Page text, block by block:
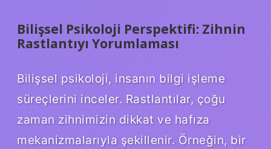
Bilişsel Psikoloji Perspektifi: Zihnin
Rastlantıyı Yorumlaması
Bilişsel psikoloji, insanın bilgi işleme
süreçlerini inceler. Rastlantılar, çoğu
zaman zihnimizin dikkat ve hafıza
mekanizmalarıyla şekillenir. Örneğin, bir